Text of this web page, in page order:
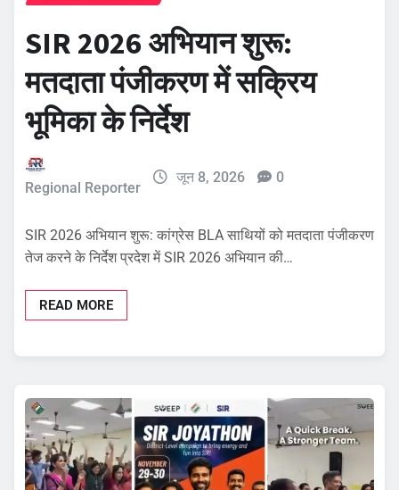
SIR 2026 अभियान शुरू:
मतदाता पंजीकरण में सक्रिय
भूमिका के निर्देश
Regional Reporter
जून 8, 2026 0
SIR 2026 अभियान शुरू: कांग्रेस BLA साथियों को मतदाता पंजीकरण
तेज करने के निर्देश प्रदेश में SIR 2026 अभियान की…
READ MORE